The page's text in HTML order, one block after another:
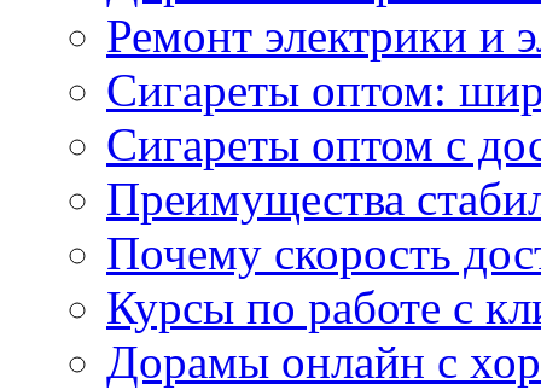
Ремонт электрики и
Сигареты оптом:
Сигареты оптом с
Преимущества
Почему скорость
Курсы по работе с
Дорамы онлайн с